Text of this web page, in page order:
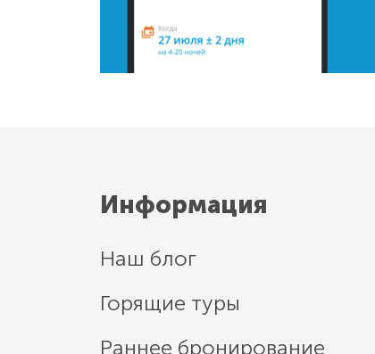
Информация
Наш блог
Горящие туры
Раннее бронирование